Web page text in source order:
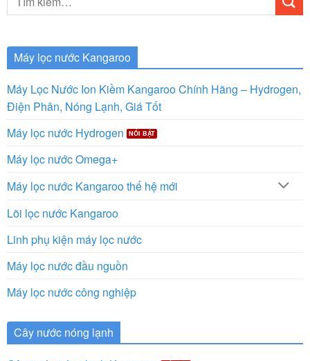
kiếm:
Máy lọc nước Kangaroo
Máy Lọc Nước Ion Kiềm Kangaroo Chính Hãng – Hydrogen,
Điện Phân, Nóng Lạnh, Giá Tốt
Máy lọc nước Hydrogen
Máy lọc nước Omega+
Máy lọc nước Kangaroo thế hệ mới
Lõi lọc nước Kangaroo
Linh phụ kiện máy lọc nước
Máy lọc nước đầu nguồn
Máy lọc nước công nghiệp
Cây nước nóng lạnh